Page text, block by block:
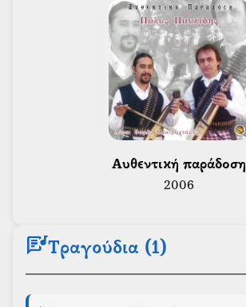
Αυθεντική παράδοση
2006
lyricsΤραγούδια (1)